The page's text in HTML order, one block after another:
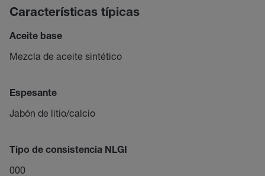
Características típicas
Aceite base
Mezcla de aceite sintético
Espesante
Jabón de litio/calcio
Tipo de consistencia NLGI
000